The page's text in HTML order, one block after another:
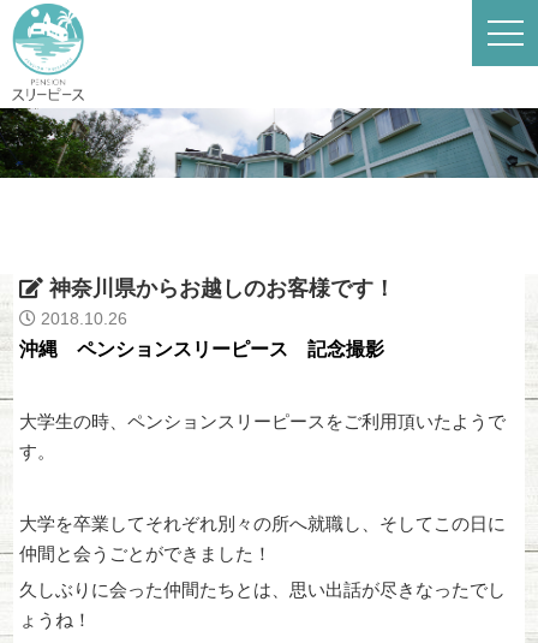
神奈川県からお越しのお客様です！
2018.10.26
沖縄 ペンションスリーピース 記念撮影
大学生の時、ペンションスリーピースをご利用頂いたようで
す。
大学を卒業してそれぞれ別々の所へ就職し、そしてこの日に
仲間と会うごとができました！
久しぶりに会った仲間たちとは、思い出話が尽きなったでし
ょうね！